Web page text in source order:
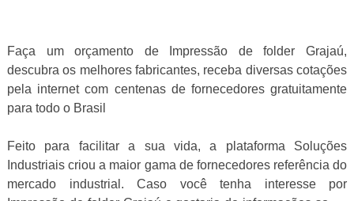
Faça um orçamento de Impressão de folder Grajaú,
descubra os melhores fabricantes, receba diversas cotações
pela internet com centenas de fornecedores gratuitamente
para todo o Brasil
Feito para facilitar a sua vida, a plataforma Soluções
Industriais criou a maior gama de fornecedores referência do
mercado industrial. Caso você tenha interesse por